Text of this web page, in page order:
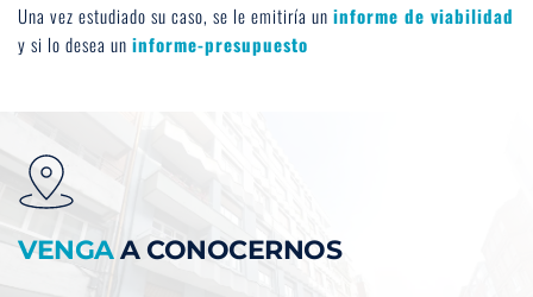
Una vez estudiado su caso, se le emitiría un
y si lo desea un informe-presupuesto
VENGA A CONOCERNOS